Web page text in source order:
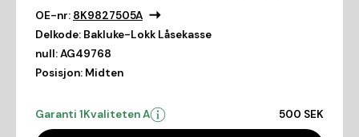
OE-nr: 8K9827505A
Delkode: Bakluke-Lokk Låsekasse
null:AG49768
Posisjon: Midten
Garanti 1Kvaliteten A 500 SEK